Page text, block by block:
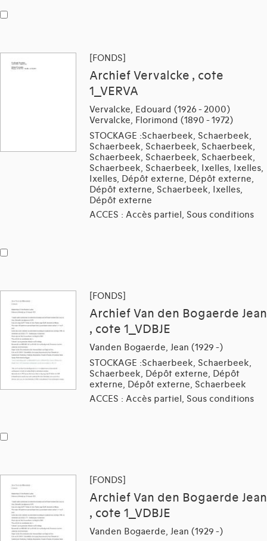
[FONDS]
Archief Vervalcke , cote
1_VERVA
Vervalcke, Edouard (1926 - 2000)
Vervalcke, Florimond (1890 - 1972)
STOCKAGE :Schaerbeek, Schaerbeek,
Schaerbeek, Schaerbeek, Schaerbeek,
Schaerbeek, Schaerbeek, Schaerbeek,
Schaerbeek, Schaerbeek, Ixelles, Ixelles,
Ixelles, Dépôt externe, Dépôt externe,
Dépôt externe, Schaerbeek, Ixelles,
Dépôt externe
ACCES : Accès partiel, Sous conditions
[FONDS]
Archief Van den Bogaerde Jean
, cote 1_VDBJE
Vanden Bogaerde, Jean (1929 -)
STOCKAGE :Schaerbeek, Schaerbeek,
Schaerbeek, Dépôt externe, Dépôt
externe, Dépôt externe, Schaerbeek
ACCES : Accès partiel, Sous conditions
[FONDS]
Archief Van den Bogaerde Jean
, cote 1_VDBJE
Vanden Bogaerde, Jean (1929 -)